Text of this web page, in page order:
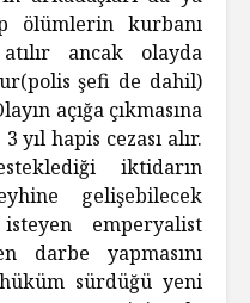
kurbanı
ancak olayda
şefi de dahil)
açığa çıkmasına
yıl hapis cezası alır.
iktidarın
gelişebilecek
emperyalist
darbe yapmasını
sürdüğü yeni